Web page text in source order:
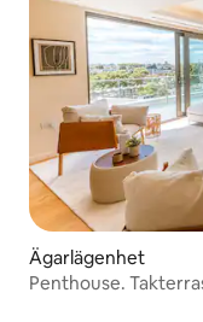
Ägarlägenhet
Penthouse.